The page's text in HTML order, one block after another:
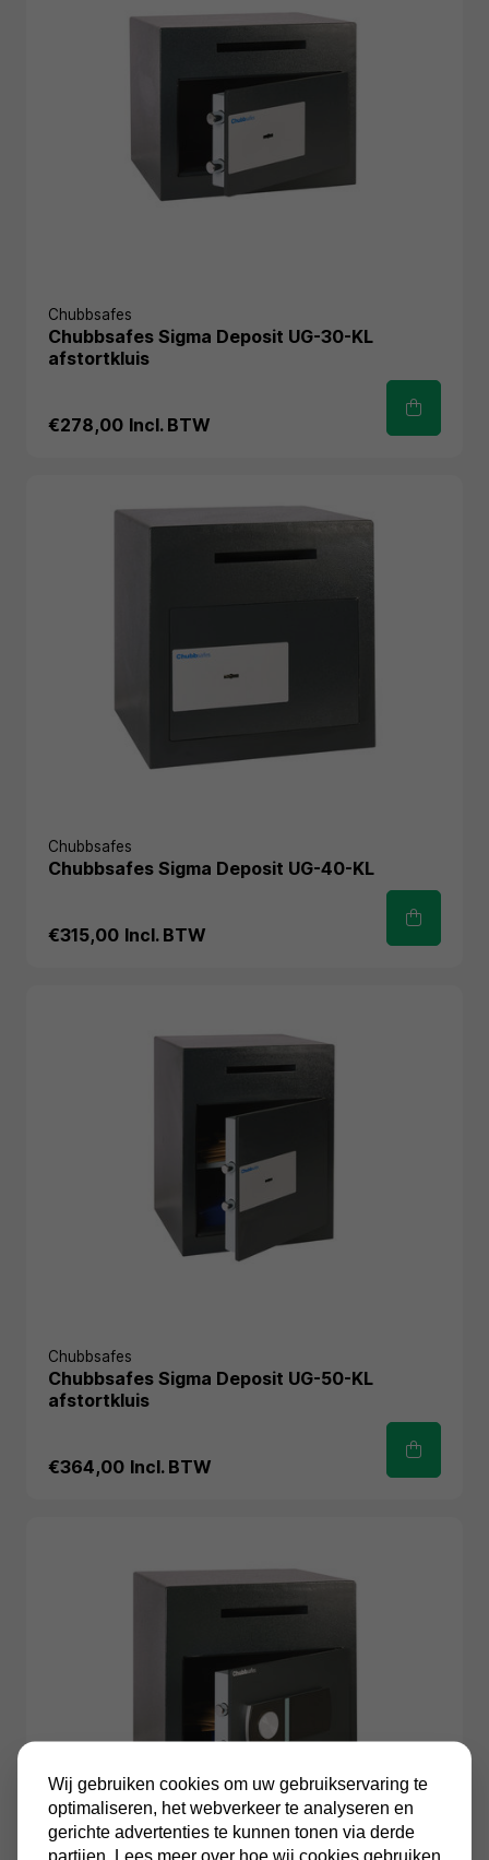
Chubbsafes
Chubbsafes Sigma Deposit UG-30-KL
afstortkluis
€278,00 Incl. BTW
Chubbsafes
Chubbsafes Sigma Deposit UG-40-KL
€315,00 Incl. BTW
Chubbsafes
Chubbsafes Sigma Deposit UG-50-KL
afstortkluis
€364,00 Incl. BTW
Wij gebruiken cookies om uw gebruikservaring te
optimaliseren, het webverkeer te analyseren en
gerichte advertenties te kunnen tonen via derde
partijen. Lees meer over hoe wij cookies gebruiken